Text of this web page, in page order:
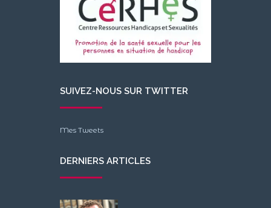
SUIVEZ-NOUS SUR TWITTER
Mes Tweets
DERNIERS ARTICLES